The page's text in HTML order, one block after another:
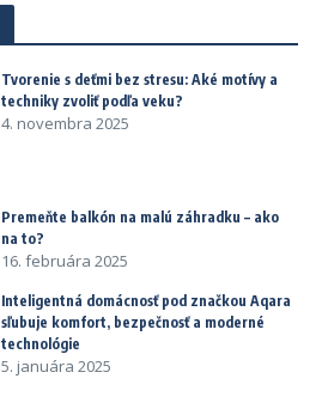
Tvorenie s deťmi bez stresu: Aké motívy a
techniky zvoliť podľa veku?
4. novembra 2025
Premeňte balkón na malú záhradku – ako
na to?
16. februára 2025
Inteligentná domácnosť pod značkou Aqara
sľubuje komfort, bezpečnosť a moderné
technológie
5. januára 2025